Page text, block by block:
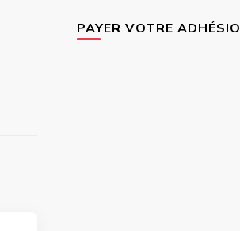
PAYER VOTRE